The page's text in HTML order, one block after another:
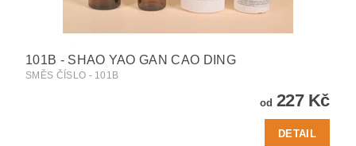
101B - SHAO YAO GAN CAO DING
SMĚS ČÍSLO - 101B
od 227 Kč
DETAIL